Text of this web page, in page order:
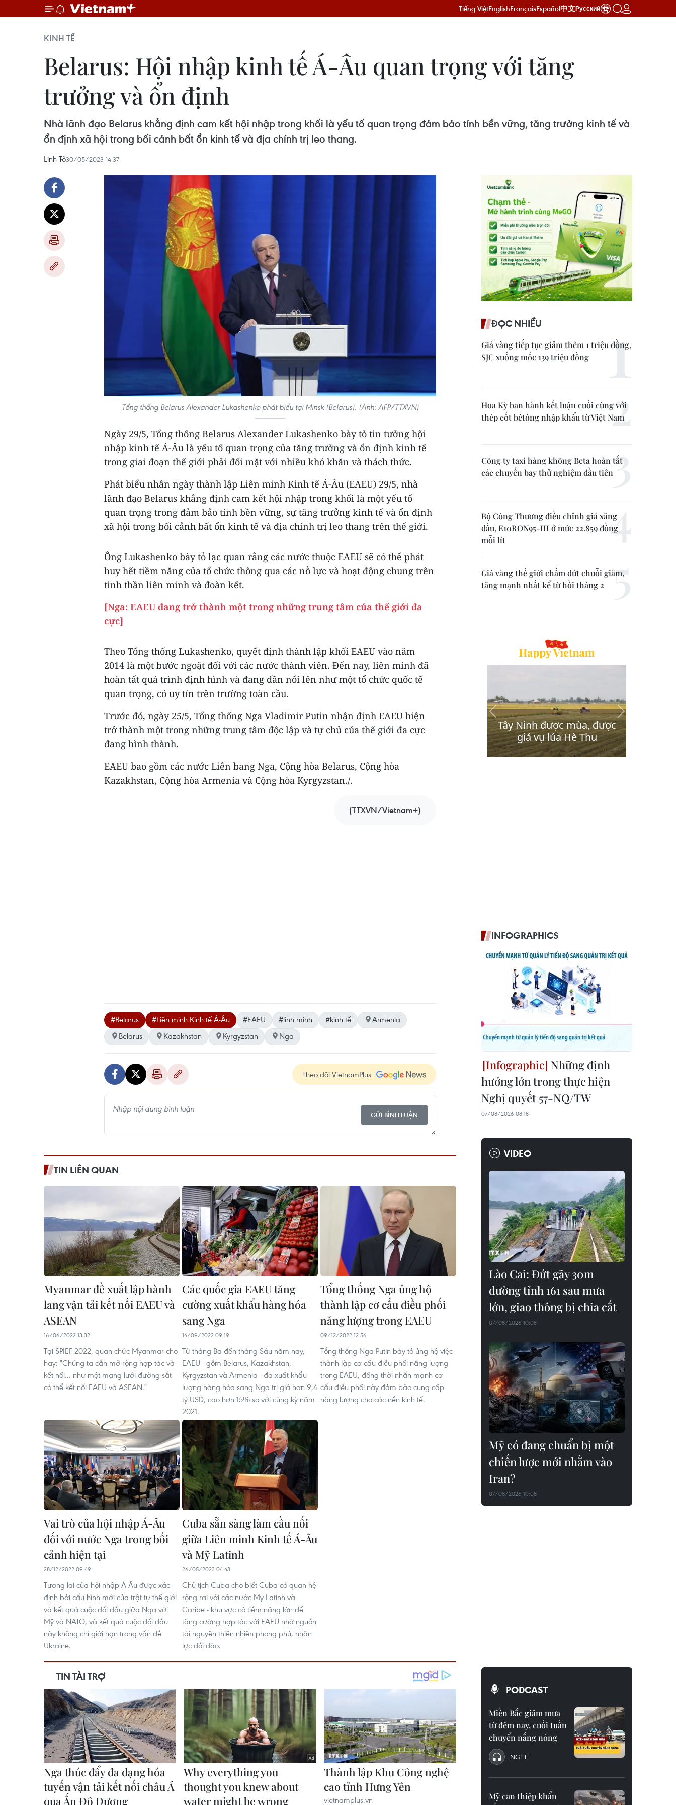
Tiếng ViệtEnglishFrançaisEspañol中文Русский
KINH TẾ
Belarus: Hội nhập kinh tế Á-Âu quan trọng với tăng
trưởng và ổn định
Nhà lãnh đạo Belarus khẳng định cam kết hội nhập trong khối là yếu tố quan trọng đảm bảo tính bền vững, tăng trưởng kinh tế và
ổn định xã hội trong bối cảnh bất ổn kinh tế và địa chính trị leo thang.
Linh Tô30/05/2023 14:37
Tổng thống Belarus Alexander Lukashenko phát biểu tại Minsk (Belarus). (Ảnh: AFP/TTXVN)
Ngày 29/5, Tổng thống Belarus Alexander Lukashenko bày tỏ tin tưởng hội
nhập kinh tế Á-Âu là yếu tố quan trọng của tăng trưởng và ổn định kinh tế
trong giai đoạn thế giới phải đối mặt với nhiều khó khăn và thách thức.
Phát biểu nhân ngày thành lập Liên minh Kinh tế Á-Âu (EAEU) 29/5, nhà
lãnh đạo Belarus khẳng định cam kết hội nhập trong khối là một yếu tố
quan trọng trong đảm bảo tính bền vững, sự tăng trưởng kinh tế và ổn định
xã hội trong bối cảnh bất ổn kinh tế và địa chính trị leo thang trên thế giới.
Ông Lukashenko bày tỏ lạc quan rằng các nước thuộc EAEU sẽ có thể phát
huy hết tiềm năng của tổ chức thông qua các nỗ lực và hoạt động chung trên
tinh thần liên minh và đoàn kết.
[Nga: EAEU đang trở thành một trong những trung tâm của thế giới đa
cực]
Theo Tổng thống Lukashenko, quyết định thành lập khối EAEU vào năm
2014 là một bước ngoặt đối với các nước thành viên. Đến nay, liên minh đã
hoàn tất quá trình định hình và đang dần nổi lên như một tổ chức quốc tế
quan trọng, có uy tín trên trường toàn cầu.
Trước đó, ngày 25/5, Tổng thống Nga Vladimir Putin nhận định EAEU hiện
trở thành một trong những trung tâm độc lập và tự chủ của thế giới đa cực
đang hình thành.
EAEU bao gồm các nước Liên bang Nga, Cộng hòa Belarus, Cộng hòa
Kazakhstan, Cộng hòa Armenia và Cộng hòa Kyrgyzstan./.
(TTXVN/Vietnam+)
#Belarus #Liên minh Kinh tế Á-Âu #EAEU #linh minh #kinh tế
Armenia
Belarus
Kazakhstan Kyrgyzstan Nga
Theo dõi VietnamPlus
GỬI BÌNH LUẬN
TIN LIÊN QUAN
Myanmar đề xuất lập hành
lang vận tải kết nối EAEU và
ASEAN
16/06/2022 13:32
Tại SPIEF-2022, quan chức Myanmar cho
hay: "Chúng ta cần mở rộng hợp tác và
kết nối... như một mạng lưới đường sắt
có thể kết nối EAEU và ASEAN."
Các quốc gia EAEU tăng
cường xuất khẩu hàng hóa
sang Nga
14/09/2022 09:19
Từ tháng Ba đến tháng Sáu năm nay,
EAEU - gồm Belarus, Kazakhstan,
Kyrgyzstan và Armenia - đã xuất khẩu
lượng hàng hóa sang Nga trị giá hơn 9,4
tỷ USD, cao hơn 15% so với cùng kỳ năm
2021.
Tổng thống Nga ủng hộ
thành lập cơ cấu điều phối
năng lượng trong EAEU
09/12/2022 12:56
Tổng thống Nga Putin bày tỏ ủng hộ việc
thành lập cơ cấu điều phối năng lượng
trong EAEU, đồng thời nhấn mạnh cơ
cấu điều phối này đảm bảo cung cấp
năng lượng cho các nền kinh tế.
Vai trò của hội nhập Á-Âu
đối với nước Nga trong bối
cảnh hiện tại
28/12/2022 09:49
Tương lai của hội nhập Á-Âu được xác
định bởi cấu hình mới của trật tự thế giới
và kết quả cuộc đối đầu giữa Nga với
Mỹ và NATO, và kết quả cuộc đối đầu
này không chỉ giới hạn trong vấn đề
Ukraine.
Cuba sẵn sàng làm cầu nối
giữa Liên minh Kinh tế Á-Âu
và Mỹ Latinh
26/05/2023 04:43
Chủ tịch Cuba cho biết Cuba có quan hệ
rộng rãi với các nước Mỹ Latinh và
Caribe - khu vực có tiềm năng lớn để
tăng cường hợp tác với EAEU nhờ nguồn
tài nguyên thiên nhiên phong phú, nhân
lực dồi dào.
ĐỌC NHIỀU
Giá vàng tiếp tục giảm thêm 1 triệu đồng,
SJC xuống mốc 139 triệu đồng
Hoa Kỳ ban hành kết luận cuối cùng với
thép cốt bêtông nhập khẩu từ Việt Nam
Công ty taxi hàng không Beta hoàn tất
các chuyến bay thử nghiệm đầu tiên
Bộ Công Thương điều chỉnh giá xăng
dầu, E10RON95-III ở mức 22.859 đồng
mỗi lít
Giá vàng thế giới chấm dứt chuỗi giảm,
tăng mạnh nhất kể từ hồi tháng 2
INFOGRAPHICS
Những định
hướng lớn trong thực hiện
Nghị quyết 57-NQ/TW
07/08/2026 08:18
VIDEO
Lào Cai: Đứt gãy 30m
đường tỉnh 161 sau mưa
lớn, giao thông bị chia cắt
07/08/2026 10:08
Mỹ có đang chuẩn bị một
chiến lược mới nhằm vào
Iran?
07/08/2026 10:08
PODCAST
Miền Bắc giảm mưa
từ đêm nay, cuối tuần
chuyển nắng nóng
NGHE
Mỹ can thiệp khẩn